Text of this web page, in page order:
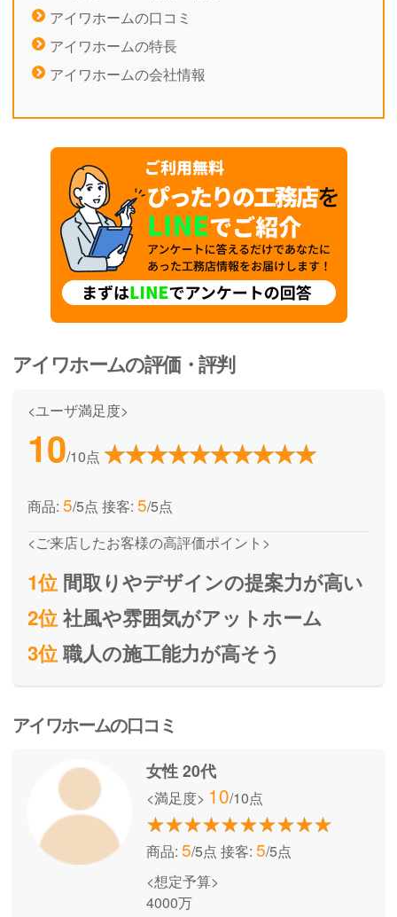
アイワホームの口コミ
アイワホームの特長
アイワホームの会社情報
アイワホームの評価・評判
<ユーザ満足度>
10/10点
商品: 5/5点 接客: 5/5点
<ご来店したお客様の高評価ポイント>
1位間取りやデザインの提案力が高い
2位社風や雰囲気がアットホーム
3位職人の施工能力が高そう
アイワホームの口コミ
女性 20代
<満足度> 10/10点
商品: 5/5点 接客: 5/5点
<想定予算>
4000万